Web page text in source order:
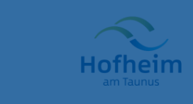
Startseite"